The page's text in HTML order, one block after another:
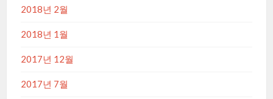
2018년 2월
2018년 1월
2017년 12월
2017년 7월